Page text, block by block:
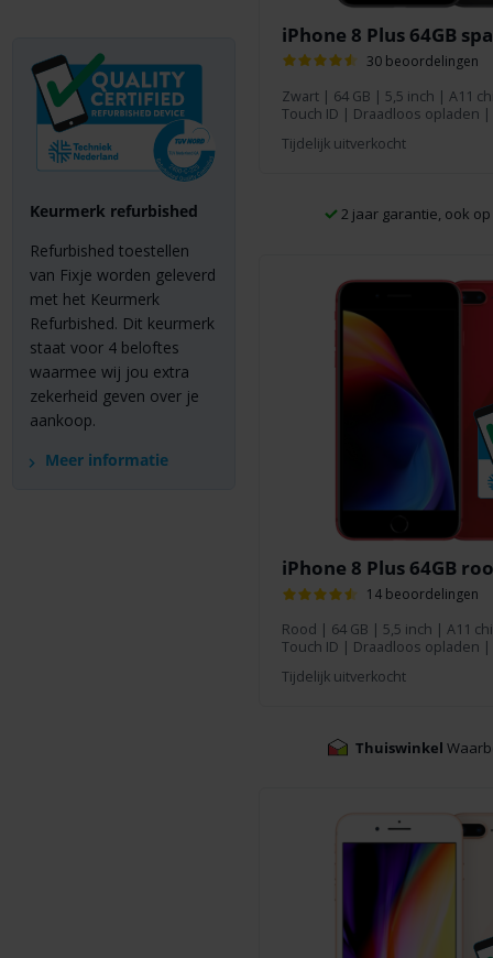
iPhone 8 Plus 64GB
30 beoordelingen
Zwart| 64 GB | 5,5 inch | A11
Touch ID | Draadloos opladen |
Tijdelijk uitverkocht
2 jaar garantie, ook
iPhone 8 Plus 64GB
14 beoordelingen
Rood | 64 GB | 5,5 inch | A11
Touch ID | Draadloos opladen |
Tijdelijk uitverkocht
Thuiswinkel
Keurmerk refurbished
Refurbished toestellen
van Fixje worden geleverd
met het Keurmerk
Refurbished. Dit keurmerk
staat voor 4 beloftes
waarmee wij jou extra
zekerheid geven over je
aankoop.
Meer informatie